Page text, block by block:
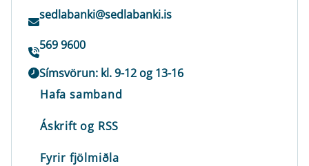
sedlabanki@sedlabanki.is
569 9600
Símsvörun: kl. 9-12 og 13-16
Hafa samband
Áskrift og RSS
Fyrir fjölmiðla